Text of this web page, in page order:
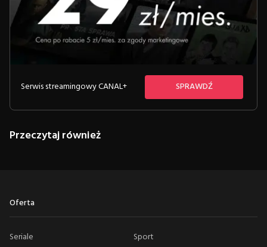
Serwis streamingowy CANAL+ SPRAWDŹ
Przeczytaj również
Oferta
Seriale
Sport